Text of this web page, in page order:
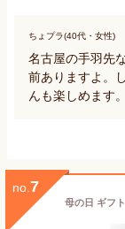
ちょプラ(40代・女性)
名古屋の手羽先
前ありますよ。
んも楽しめます。
no. 7